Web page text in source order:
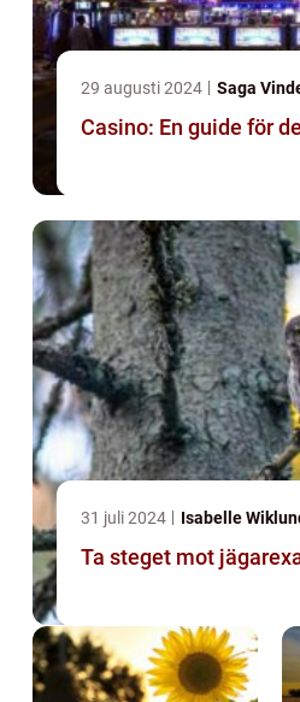
29 augusti 2024 Saga
Casino: En guide för
31 juli 2024 Isabelle
Ta steget mot